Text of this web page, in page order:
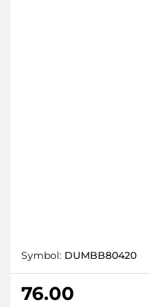
Symbol: DUMBB80420
76.00